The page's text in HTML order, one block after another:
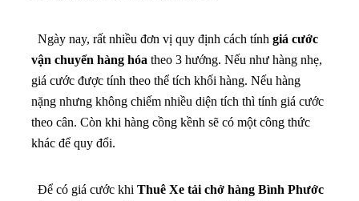
Ngày nay, rất nhiều đơn vị quy định cách tính giá cước
vận chuyển hàng hóa theo 3 hướng. Nếu như hàng nhẹ,
giá cước được tính theo thể tích khối hàng. Nếu hàng
nặng nhưng không chiếm nhiều diện tích thì tính giá cước
theo cân. Còn khi hàng cồng kềnh sẽ có một công thức
khác để quy đổi.
Để có giá cước khi Thuê Xe tải chở hàng Bình Phước